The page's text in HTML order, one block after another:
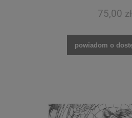
75,00 zł
powiadom o